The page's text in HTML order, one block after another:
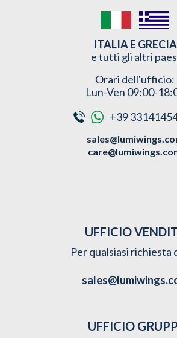
ITALIA E GRECIA
e tutti gli altri
Orari dell'ufficio:
Lun-Ven 09:00-
+39
UFFICIO
Per qualsiasi richiesta
UFFICIO